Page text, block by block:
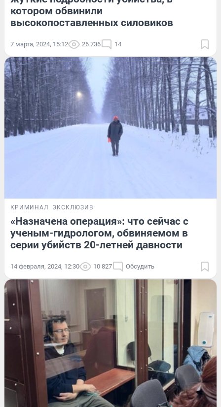
котором обвинили
высокопоставленных силовиков
7 марта, 2024, 15:12 26 736 14
КРИМИНАЛ ЭКСКЛЮЗИВ
«Назначена операция»: что сейчас с
ученым-гидрологом, обвиняемом в
серии убийств 20-летней давности
14 февраля, 2024, 12:30 10 827 Обсудить